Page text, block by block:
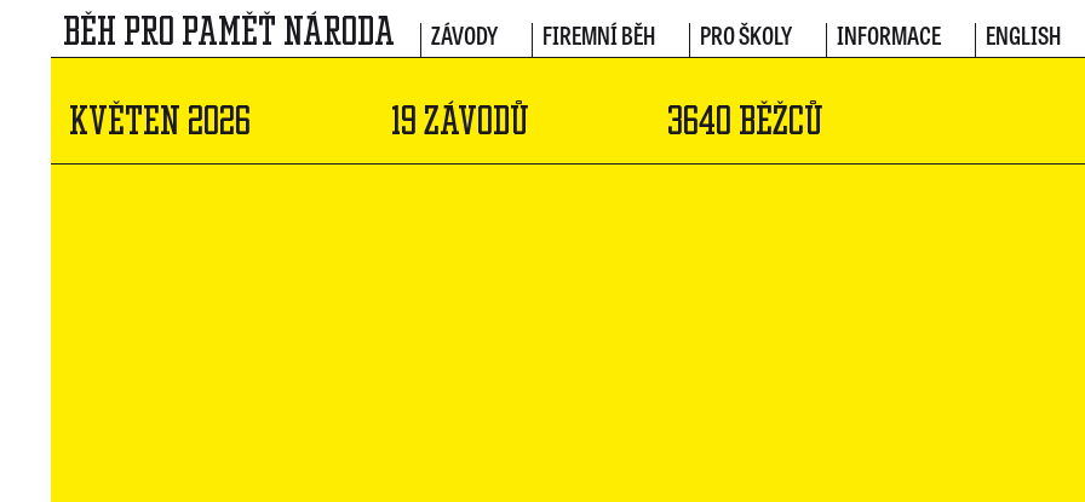
BĚH PRO PAMĚŤ NÁRODA ZÁVODY FIREMNÍ BĚH PRO ŠKOLY INFORMACE ENGLISH
KVĚTEN 2026 19 ZÁVODŮ 3640 BĚŽCŮ